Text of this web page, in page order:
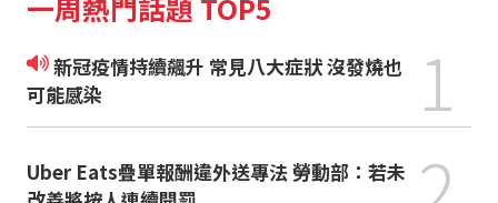
新冠疫情持續飆升 常見八大症狀 沒發燒也
可能感染
1
Uber Eats疊單報酬違外送專法 勞動部：若未